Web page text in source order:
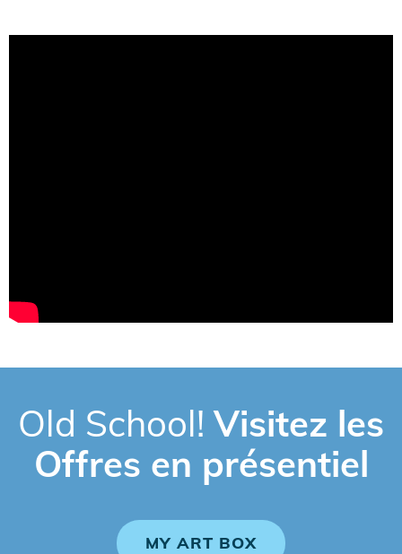
Old School!Visitez les
Offres en présentiel
MY ART BOX